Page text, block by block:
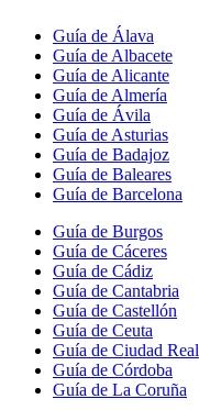
Guía de Álava
Guía de Albacete
Guía de Alicante
Guía de Almería
Guía de Ávila
Guía de Asturias
Guía de Badajoz
Guía de Baleares
Guía de Barcelona
Guía de Burgos
Guía de Cáceres
Guía de Cádiz
Guía de Cantabria
Guía de Castellón
Guía de Ceuta
Guía de Ciudad Real
Guía de Córdoba
Guía de La Coruña